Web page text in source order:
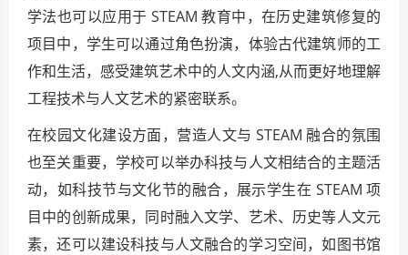
学法也可以应用于 STEAM 教育中，在历史建筑修复的
项目中，学生可以通过角色扮演，体验古代建筑师的工
作和生活，感受建筑艺术中的人文内涵,从而更好地理解
工程技术与人文艺术的紧密联系。
在校园文化建设方面，营造人文与 STEAM 融合的氛围
也至关重要，学校可以举办科技与人文相结合的主题活
动，如科技节与文化节的融合，展示学生在 STEAM 项
目中的创新成果，同时融入文学、艺术、历史等人文元
素，还可以建设科技与人文融合的学习空间，如图书馆